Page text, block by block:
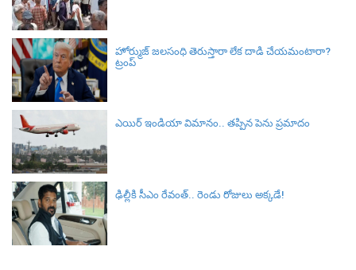
హోర్ముజ్ జలసంధి తెరుస్తారా లేక దాడి చేయమంటారా?
ట్రంప్
ఎయిర్ ఇండియా విమానం.. తప్పిన పెను ప్రమాదం
ఢిల్లీకి సీఎం రేవంత్.. రెండు రోజులు అక్కడే!